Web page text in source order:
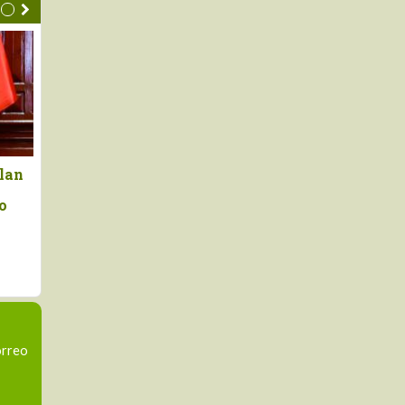
fortalece el
en